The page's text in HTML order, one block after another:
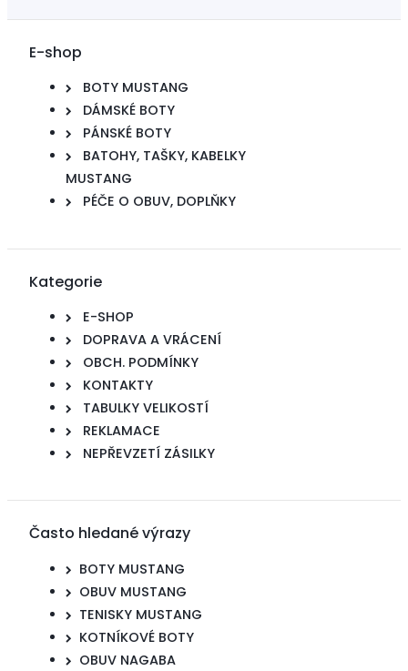
E-shop
BOTY MUSTANG
DÁMSKÉ BOTY
PÁNSKÉ BOTY
BATOHY, TAŠKY, KABELKY
MUSTANG
PÉČE O OBUV, DOPLŇKY
Kategorie
E-SHOP
DOPRAVA A VRÁCENÍ
OBCH. PODMÍNKY
KONTAKTY
TABULKY VELIKOSTÍ
REKLAMACE
NEPŘEVZETÍ ZÁSILKY
Často hledané výrazy
BOTY MUSTANG
OBUV MUSTANG
TENISKY MUSTANG
KOTNÍKOVÉ BOTY
OBUV NAGABA